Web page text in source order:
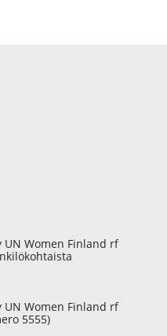
UN Women Finland rf
UN Women Finland rf
5555)